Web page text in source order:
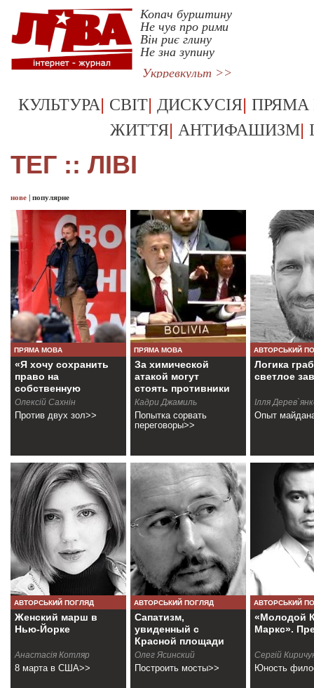
Копач бурштину
Не чув про рими
Він риє глину
Не зна зупину
Укрревкульт >>
КУЛЬТУРА| СВІТ| ДИСКУСІЯ| ПРЯМА
ЖИТТЯ| АНТИФАШИЗМ|
ТЕГ :: ЛІВІ
нове | популярне
ПРЯМА МОВА
«Я хочу сохранить
право на
собственную
позицию»
Олексій Сахнін
Против двух зол>>
ПРЯМА МОВА
За химической
атакой могут
стоять противники
мира
Кадри Джамиль
Попытка сорвать
переговоры>>
АВТОРСЬКИЙ
Логика
светлое
Ілля
Опыт
АВТОРСЬКИЙ ПОГЛЯД
Женский марш в
Нью-Йорке
Анастасiя Котляр
8 марта в США>>
АВТОРСЬКИЙ ПОГЛЯД
Сапатизм,
увиденный с
Красной площади
Олег Ясинский
Построить мосты>>
АВТОРСЬКИЙ
«Молодой
Маркс».
Сергій
Юность